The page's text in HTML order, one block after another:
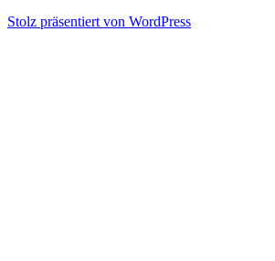
Stolz präsentiert von WordPress